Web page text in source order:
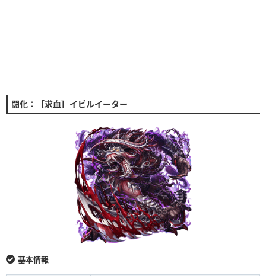
闘化：［求血］イビルイーター
基本情報